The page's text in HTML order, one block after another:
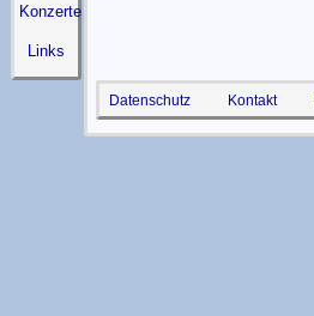
Konzerte
Links
Datenschutz Kontakt